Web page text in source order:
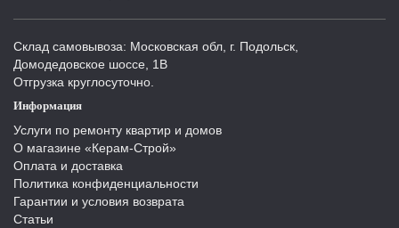
Склад самовывоза: Московская обл, г. Подольск,
Домодедовское шоссе, 1В
Отгрузка круглосуточно.
Информация
Услуги по ремонту квартир и домов
О магазине «Керам-Строй»
Оплата и доставка
Политика конфиденциальности
Гарантии и условия возврата
Статьи